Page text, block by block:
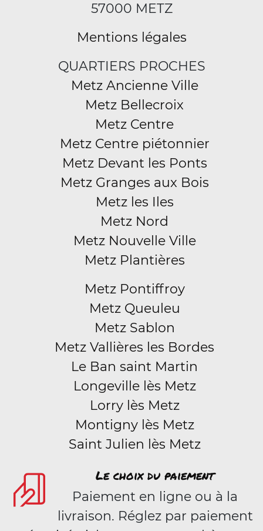
57000 METZ
Mentions légales
QUARTIERS PROCHES
Metz Ancienne Ville
Metz Bellecroix
Metz Centre
Metz Centre piétonnier
Metz Devant les Ponts
Metz Granges aux Bois
Metz les Iles
Metz Nord
Metz Nouvelle Ville
Metz Plantières
Metz Pontiffroy
Metz Queuleu
Metz Sablon
Metz Vallières les Bordes
Le Ban saint Martin
Longeville lès Metz
Lorry lès Metz
Montigny lès Metz
Saint Julien lès Metz
Le choix du paiement
Paiement en ligne ou à la
livraison. Réglez par paiement